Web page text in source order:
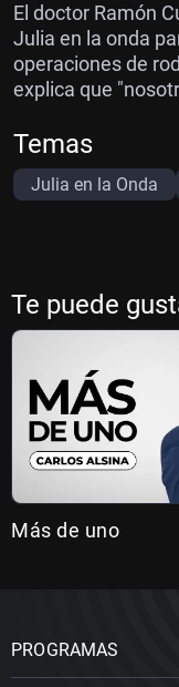
El doctor Ramón
Julia en la onda
operaciones de
explica que
Temas
Julia en la Onda
Te puede
Más de uno
PROGRAMAS